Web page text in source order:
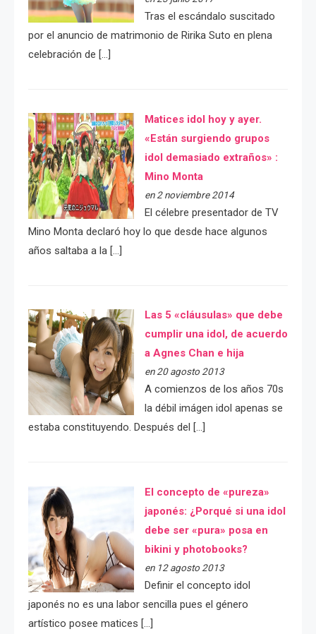
Tras el escándalo suscitado
por el anuncio de matrimonio de Ririka Suto en plena
celebración de […]
Matices idol hoy y ayer.
«Están surgiendo grupos
idol demasiado extraños» :
Mino Monta
en 2 noviembre 2014
El célebre presentador de TV
Mino Monta declaró hoy lo que desde hace algunos
años saltaba a la […]
Las 5 «cláusulas» que debe
cumplir una idol, de acuerdo
a Agnes Chan e hija
en 20 agosto 2013
A comienzos de los años 70s
la débil imágen idol apenas se
estaba constituyendo. Después del […]
El concepto de «pureza»
japonés: ¿Porqué si una idol
debe ser «pura» posa en
bikini y photobooks?
en 12 agosto 2013
Definir el concepto idol
japonés no es una labor sencilla pues el género
artístico posee matices […]